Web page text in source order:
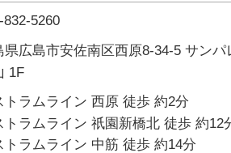
832-5260
県広島市安佐南区西原8-34-5 サンパ
1F
トラムライン 西原 徒歩 約2分
トラムライン 祇園新橋北 徒歩 約12
トラムライン 中筋 徒歩 約14分